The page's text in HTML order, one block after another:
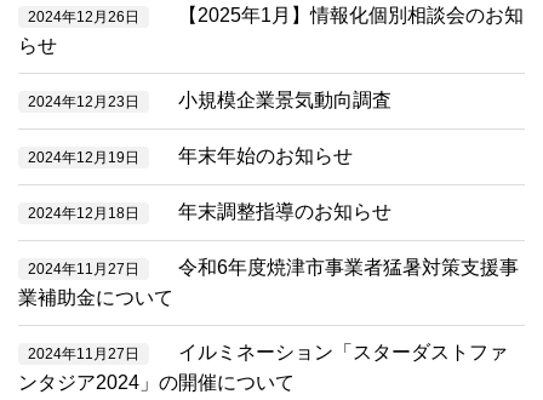
2024年12月26日
【2025年1月】情報化個別相談会のお知
らせ
2024年12月23日 小規模企業景気動向調査
2024年12月19日 年末年始のお知らせ
2024年12月18日 年末調整指導のお知らせ
2024年11月27日
令和6年度焼津市事業者猛暑対策支援事
業補助金について
2024年11月27日
イルミネーション「スターダストファ
ンタジア2024」の開催について